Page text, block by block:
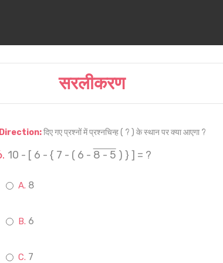
सरलीकरण
Direction:दिए गए प्रश्नों में प्रश्नचिन्ह ( ? ) के स्थान पर क्या आएगा ?
10 - [ 6 - { 7 - ( 6 - 8 - 5 ) } ] = ?
8
6
7